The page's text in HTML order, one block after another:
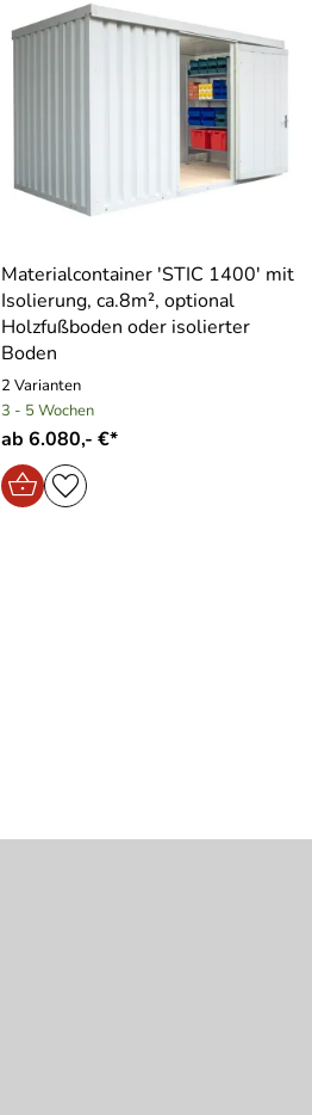
Materialcontainer ′STIC 1400′ mit
Isolierung, ca.8m², optional
Holzfußboden oder isolierter
Boden
2 Varianten
3 - 5 Wochen
ab 6.080,- €*